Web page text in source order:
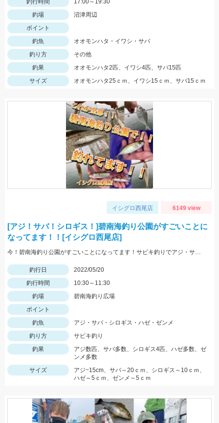
釣行時間
17:00～19:30
釣場
沼津周辺
ポイント
釣魚
オオモンハタ・イワシ・サバ
釣り方
その他
釣果
オオモンハタ2匹、イワシ4匹、サバ15匹
サイズ
オオモンハタ25ｃｍ、イワシ15ｃｍ、サバ15ｃｍ
イシグロ西尾店 6149 view
[アジ！サバ！シロギス！]碧南海釣り公園がすごいことに
なってます！！[イシグロ西尾店]
今！碧南海釣り公園がすごいことになってます！サビキ釣りでアジ・サバ・イワシ！ちょい投げでは20ｃｍ越えのシロギス・ハゼ・ゼンメが爆釣中！！
釣行日
2022/05/20
釣行時間
10:30～11:30
釣場
碧南海釣り広場
ポイント
釣魚
アジ・サバ・シロギス・ハゼ・ゼンメ
釣り方
サビキ釣り
釣果
アジ数匹、サバ多数、シロギス4匹、ハゼ多数、ゼ
ンメ多数
サイズ
アジ~15cm、サバ～20ｃｍ、シロギス～10ｃｍ、
ハゼ～5ｃｍ、ゼンメ～5ｃｍ